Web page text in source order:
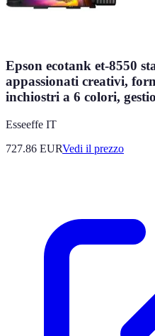
Epson ecotank et-8550
appassionati creativi,
inchiostri a 6 colori,
Esseeffe IT
727.86 EURVedi il prezzo